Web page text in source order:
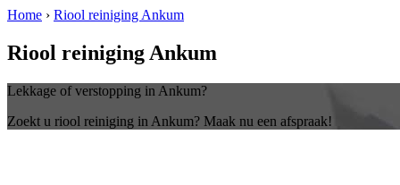
Home › Riool reiniging Ankum
Riool reiniging Ankum
Lekkage of verstopping in Ankum?
Zoekt u riool reiniging in Ankum? Maak nu een afspraak!